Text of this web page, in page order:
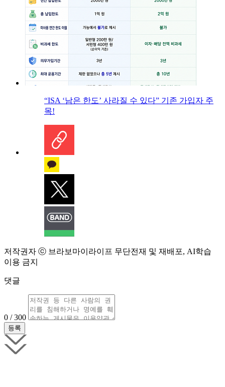
“ISA ‘남은 한도’ 사라질 수 있다” 기존 가입자 주
목!
저작권자 ⓒ 브라보마이라이프 무단전재 및 재배포, AI학습
이용 금지
댓글
0 / 300